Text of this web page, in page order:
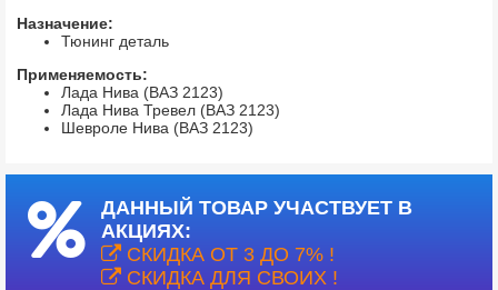
Назначение:
Тюнинг деталь
Применяемость:
Лада Нива (ВАЗ 2123)
Лада Нива Тревел (ВАЗ 2123)
Шевроле Нива (ВАЗ 2123)
ДАННЫЙ ТОВАР УЧАСТВУЕТ В
АКЦИЯХ:
СКИДКА ОТ 3 ДО 7% !
СКИДКА ДЛЯ СВОИХ !